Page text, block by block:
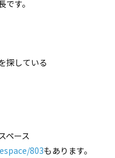
す。
探している
ペース
803もあります。